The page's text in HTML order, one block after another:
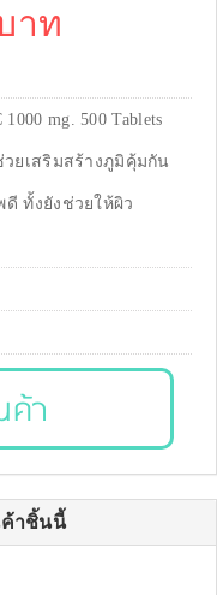
าท
mg. 500 Tablets
ยเสริมสร้างภูมิคุ้มกัน
ทั้งยังช่วยให้ผิว
ค้า
ค้าชิ้นนี้